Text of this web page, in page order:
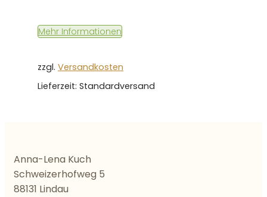
Mehr Informationen
zzgl. Versandkosten
Lieferzeit: Standardversand
Anna-Lena Kuch
Schweizerhofweg 5
88131 Lindau